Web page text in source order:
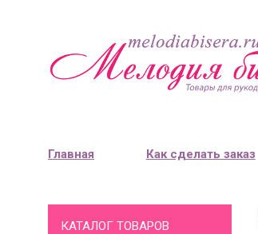
Главная Как сделать заказ
КАТАЛОГ ТОВАРОВ